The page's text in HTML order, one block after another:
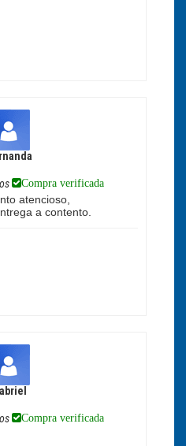
Compra verificada
atencioso,
a contento.
Compra verificada